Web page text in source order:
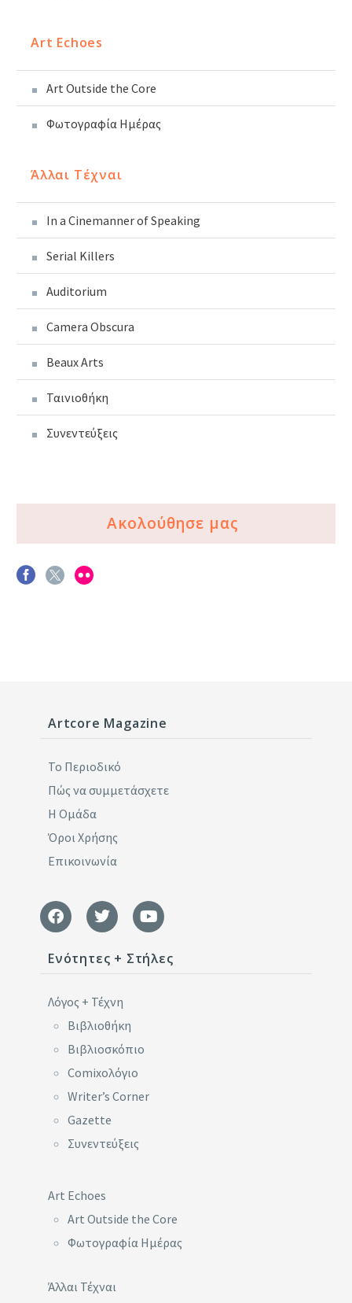
Art Echoes
Art Outside the Core
Φωτογραφία Ημέρας
Άλλαι Τέχναι
In a Cinemanner of Speaking
Serial Killers
Auditorium
Camera Obscura
Beaux Arts
Ταινιοθήκη
Συνεντεύξεις
Ακολούθησε μας
Artcore Magazine
Το Περιοδικό
Πώς να συμμετάσχετε
Η Ομάδα
Όροι Χρήσης
Επικοινωνία
Ενότητες + Στήλες
Λόγος + Τέχνη
Βιβλιοθήκη
Βιβλιοσκόπιο
Comixoλόγιο
Writer’s Corner
Gazette
Συνεντεύξεις
Art Echoes
Art Outside the Core
Φωτογραφία Ημέρας
Άλλαι Τέχναι